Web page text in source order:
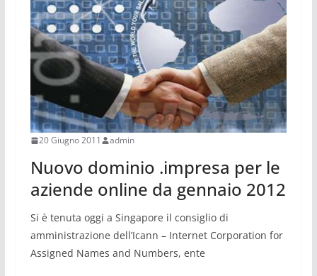
20 Giugno 2011 admin
Nuovo dominio .impresa per le
aziende online da gennaio 2012
Si è tenuta oggi a Singapore il consiglio di
amministrazione dell’Icann – Internet Corporation for
Assigned Names and Numbers, ente